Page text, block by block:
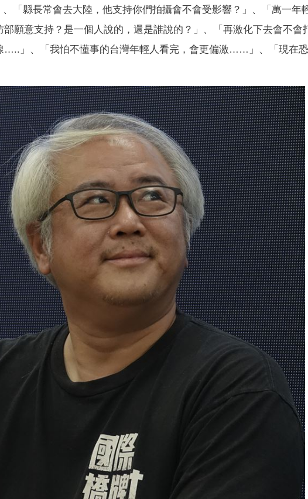
「縣長常會去大陸，他支持你們拍攝會不會受影響？」、「萬一年
願意支持？是一個人說的，還是誰說的？」、「再激化下去會不會
…..」、「我怕不懂事的台灣年輕人看完，會更偏激……」、「現在